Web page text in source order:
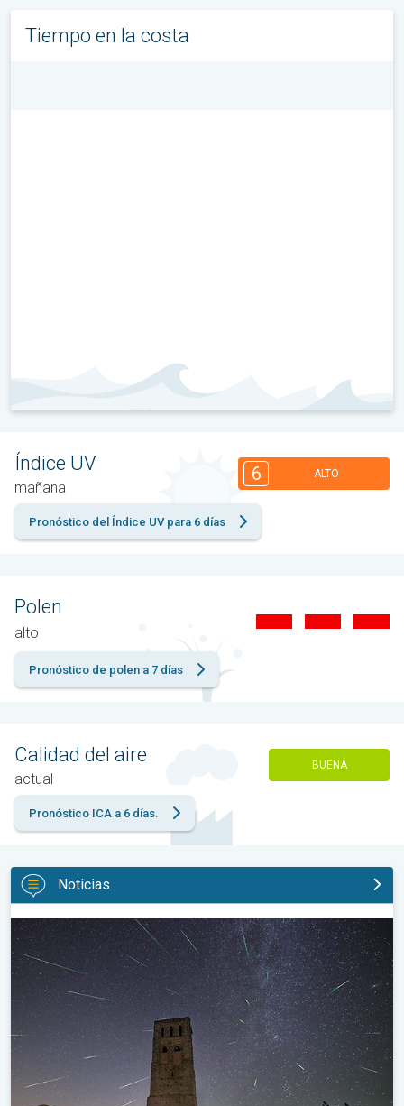
Tiempo en la costa
Índice UV
mañana
6 ALTO
Pronóstico del Índice UV para 6 días
Polen
alto
Pronóstico de polen a 7 días
Calidad del aire
actual
BUENA
Pronóstico ICA a 6 días.
Noticias
Las perseidas iluminan el cielo del país. Lágrimas de San